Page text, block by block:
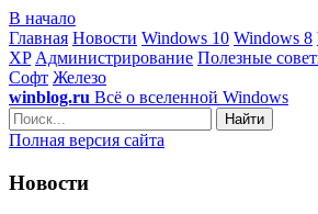
В начало
Главная Новости Windows 10 Windows 8
XP Администрирование Полезные
Софт Железо
winblog.ru Всё о вселенной Windows
Найти
Полная версия сайта
Новости